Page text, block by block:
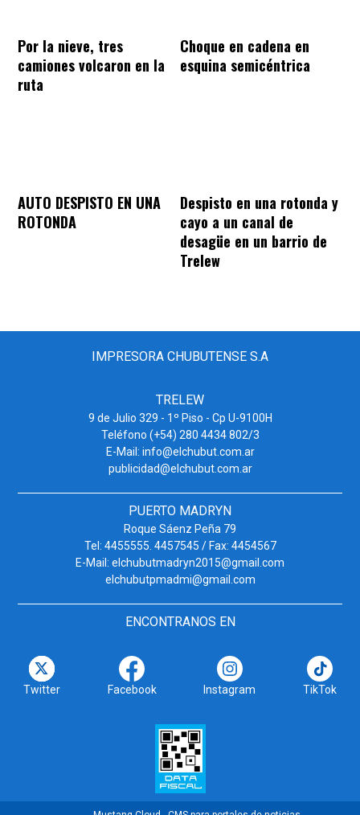
Por la nieve, tres
camiones volcaron en la
ruta
Choque en cadena en
esquina semicéntrica
AUTO DESPISTO EN UNA
ROTONDA
Despisto en una rotonda y
cayo a un canal de
desagüe en un barrio de
Trelew
IMPRESORA CHUBUTENSE S.A
TRELEW
9 de Julio 329 - 1º Piso - Cp U-9100H
Teléfono (+54) 280 4434 802/3
E-Mail: info@elchubut.com.ar
publicidad@elchubut.com.ar
PUERTO MADRYN
Roque Sáenz Peña 79
Tel: 4455555. 4457545 / Fax: 4454567
E-Mail: elchubutmadryn2015@gmail.com
elchubutpmadmi@gmail.com
ENCONTRANOS EN
Twitter Facebook Instagram TikTok